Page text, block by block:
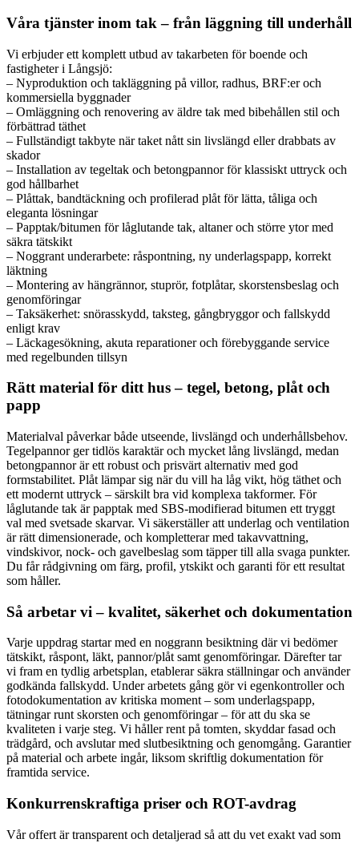
Våra tjänster inom tak – från läggning till underhåll
Vi erbjuder ett komplett utbud av takarbeten för boende och
fastigheter i Långsjö:
– Nyproduktion och takläggning på villor, radhus, BRF:er och
kommersiella byggnader
– Omläggning och renovering av äldre tak med bibehållen stil och
förbättrad täthet
– Fullständigt takbyte när taket nått sin livslängd eller drabbats av
skador
– Installation av tegeltak och betongpannor för klassiskt uttryck och
god hållbarhet
– Plåttak, bandtäckning och profilerad plåt för lätta, tåliga och
eleganta lösningar
– Papptak/bitumen för låglutande tak, altaner och större ytor med
säkra tätskikt
– Noggrant underarbete: råspontning, ny underlagspapp, korrekt
läktning
– Montering av hängrännor, stuprör, fotplåtar, skorstensbeslag och
genomföringar
– Taksäkerhet: snörasskydd, taksteg, gångbryggor och fallskydd
enligt krav
– Läckagesökning, akuta reparationer och förebyggande service
med regelbunden tillsyn
Rätt material för ditt hus – tegel, betong, plåt och
papp
Materialval påverkar både utseende, livslängd och underhållsbehov.
Tegelpannor ger tidlös karaktär och mycket lång livslängd, medan
betongpannor är ett robust och prisvärt alternativ med god
formstabilitet. Plåt lämpar sig när du vill ha låg vikt, hög täthet och
ett modernt uttryck – särskilt bra vid komplexa takformer. För
låglutande tak är papptak med SBS-modifierad bitumen ett tryggt
val med svetsade skarvar. Vi säkerställer att underlag och ventilation
är rätt dimensionerade, och kompletterar med takavvattning,
vindskivor, nock- och gavelbeslag som täpper till alla svaga punkter.
Du får rådgivning om färg, profil, ytskikt och garanti för ett resultat
som håller.
Så arbetar vi – kvalitet, säkerhet och dokumentation
Varje uppdrag startar med en noggrann besiktning där vi bedömer
tätskikt, råspont, läkt, pannor/plåt samt genomföringar. Därefter tar
vi fram en tydlig arbetsplan, etablerar säkra ställningar och använder
godkända fallskydd. Under arbetets gång gör vi egenkontroller och
fotodokumentation av kritiska moment – som underlagspapp,
tätningar runt skorsten och genomföringar – för att du ska se
kvaliteten i varje steg. Vi håller rent på tomten, skyddar fasad och
trädgård, och avslutar med slutbesiktning och genomgång. Garantier
på material och arbete ingår, liksom skriftlig dokumentation för
framtida service.
Konkurrenskraftiga priser och ROT-avdrag
Vår offert är transparent och detaljerad så att du vet exakt vad som